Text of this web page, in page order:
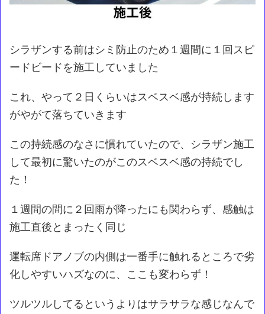
シラザンする前はシミ防止のため１週間に１回スピ
ードビードを施工していました
これ、やって２日くらいはスベスベ感が持続します
がやがて落ちていきます
この持続感のなさに慣れていたので、シラザン施工
して最初に驚いたのがこのスベスベ感の持続でし
た！
１週間の間に２回雨が降ったにも関わらず、感触は
施工直後とまったく同じ
運転席ドアノブの内側は一番手に触れるところで劣
化しやすいハズなのに、ここも変わらず！
ツルツルしてるというよりはサラサラな感じなんで